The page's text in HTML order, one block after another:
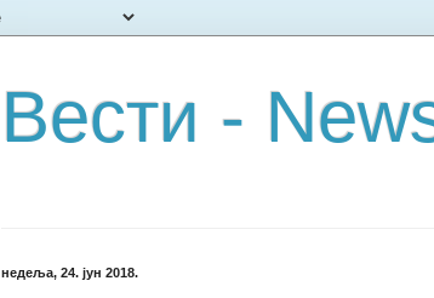
Вести -
недеља, 24. јун 2018.